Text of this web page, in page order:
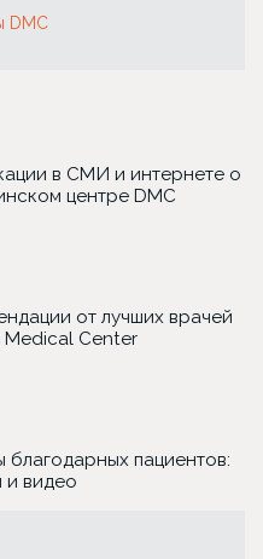
DMC
в СМИ и интернете о
центре DMC
от лучших врачей
Medical Center
благодарных пациентов:
и видео